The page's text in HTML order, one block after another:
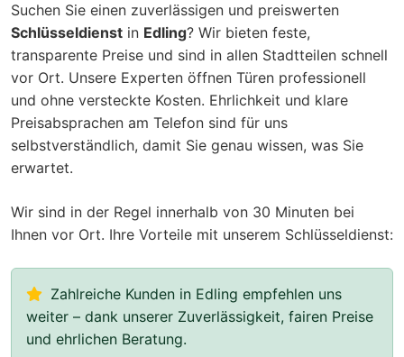
Suchen Sie einen zuverlässigen und preiswerten
Schlüsseldienst in Edling? Wir bieten feste,
transparente Preise und sind in allen Stadtteilen schnell
vor Ort. Unsere Experten öffnen Türen professionell
und ohne versteckte Kosten. Ehrlichkeit und klare
Preisabsprachen am Telefon sind für uns
selbstverständlich, damit Sie genau wissen, was Sie
erwartet.
Wir sind in der Regel innerhalb von 30 Minuten bei
Ihnen vor Ort. Ihre Vorteile mit unserem Schlüsseldienst:
Zahlreiche Kunden in Edling empfehlen uns
weiter – dank unserer Zuverlässigkeit, fairen Preise
und ehrlichen Beratung.